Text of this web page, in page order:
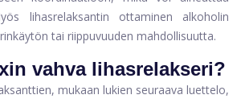
lihasrelaksantin ottaminen alkoholin
tai riippuvuuden mahdollisuutta.
vahva lihasrelakseri?
mukaan lukien seuraava luettelo,